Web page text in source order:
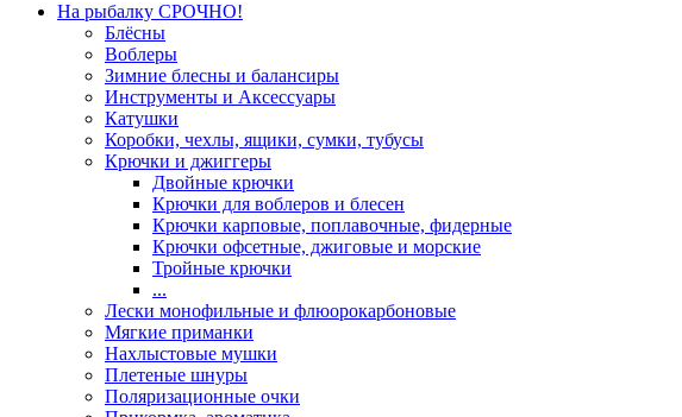
На рыбалку СРОЧНО!
Блёсны
Воблеры
Зимние блесны и балансиры
Инструменты и Аксессуары
Катушки
Коробки, чехлы, ящики, сумки, тубусы
Крючки и джиггеры
Двойные крючки
Крючки для воблеров и блесен
Крючки карповые, поплавочные, фидерные
Крючки офсетные, джиговые и морские
Тройные крючки
...
Лески монофильные и флюорокарбоновые
Мягкие приманки
Нахлыстовые мушки
Плетеные шнуры
Поляризационные очки